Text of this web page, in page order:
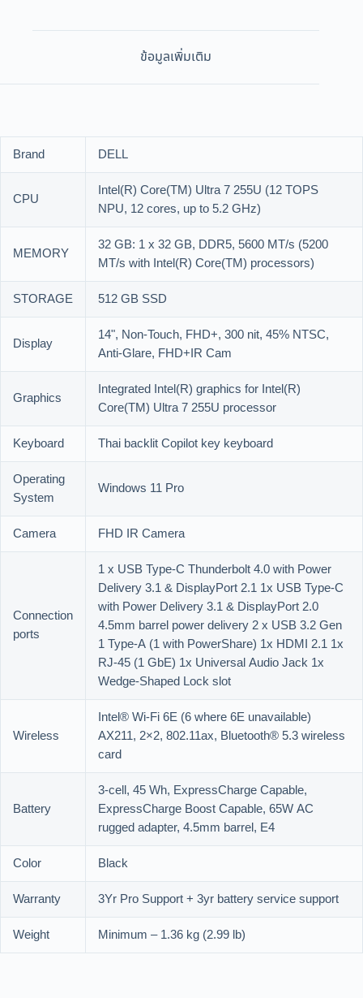
ข้อมูลเพิ่มเติม
Brand DELL
CPU
Intel(R) Core(TM) Ultra 7 255U (12 TOPS
NPU, 12 cores, up to 5.2 GHz)
MEMORY
32 GB: 1 x 32 GB, DDR5, 5600 MT/s (5200
MT/s with Intel(R) Core(TM) processors)
STORAGE
512 GB SSD
Display
14", Non-Touch, FHD+, 300 nit, 45% NTSC,
Anti-Glare, FHD+IR Cam
Graphics
Integrated Intel(R) graphics for Intel(R)
Core(TM) Ultra 7 255U processor
Keyboard
Thai backlit Copilot key keyboard
Operating
System
Windows 11 Pro
Camera FHD IR Camera
Connection
ports
1 x USB Type-C Thunderbolt 4.0 with Power
Delivery 3.1 & DisplayPort 2.1 1x USB Type-C
with Power Delivery 3.1 & DisplayPort 2.0
4.5mm barrel power delivery 2 x USB 3.2 Gen
1 Type-A (1 with PowerShare) 1x HDMI 2.1 1x
RJ-45 (1 GbE) 1x Universal Audio Jack 1x
Wedge-Shaped Lock slot
Wireless
Intel® Wi-Fi 6E (6 where 6E unavailable)
AX211, 2×2, 802.11ax, Bluetooth® 5.3 wireless
card
Battery
3-cell, 45 Wh, ExpressCharge Capable,
ExpressCharge Boost Capable, 65W AC
rugged adapter, 4.5mm barrel, E4
Color
Black
Warranty
3Yr Pro Support + 3yr battery service support
Weight
Minimum – 1.36 kg (2.99 lb)